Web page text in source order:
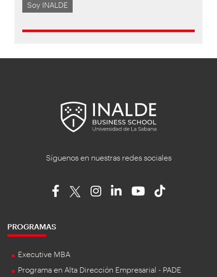
Soy INALDE
Síguenos en nuestras redes sociales
PROGRAMAS
Executive MBA
Programa en Alta Dirección Empresarial - PADE